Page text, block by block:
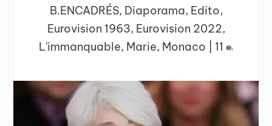
B.ENCADRÉS, Diaporama, Edito,
Eurovision 1963, Eurovision 2022,
L'immanquable, Marie, Monaco 11